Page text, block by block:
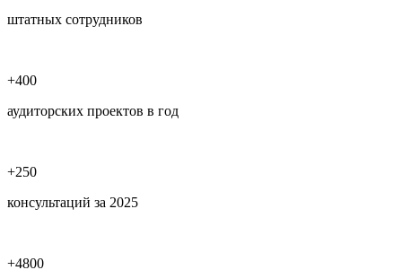
штатных сотрудников
+400
аудиторских проектов в год
+250
консультаций за 2025
+4800